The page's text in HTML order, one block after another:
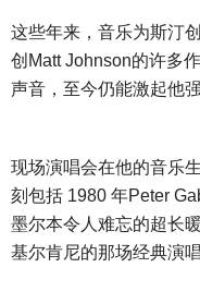
这些年来，音乐为斯汀
创Matt Johnson的许多
声音，至今仍能激起他
现场演唱会在他的音乐
刻包括 1980 年Peter
墨尔本令人难忘的超长
基尔肯尼的那场经典演唱